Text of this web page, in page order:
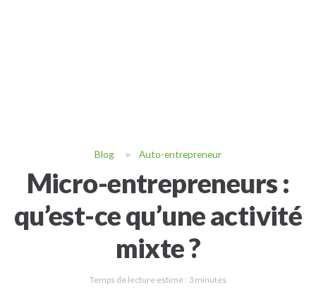
Blog Auto-entrepreneur
Micro-entrepreneurs :
qu’est-ce qu’une activité
mixte ?
Temps de lecture estimé : 3 minutes